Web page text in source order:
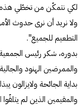
لكي نتمكّن من تخطّي هذه
ولا نريد أن نرى حدوث
التطعيم للجميع".
بدوره، شكر رئيس الجمعية
والممرضين الهنود
بداية الجائحة ولايزالون
والمقيمين الذين لم